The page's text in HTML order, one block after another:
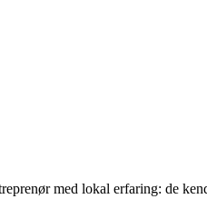
med lokal erfaring: de